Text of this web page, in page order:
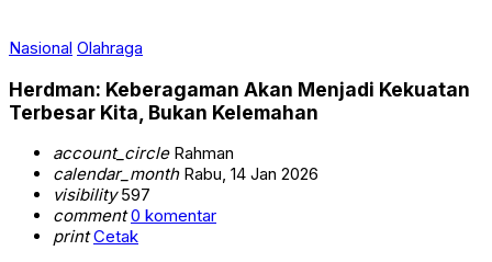
Nasional Olahraga
Herdman: Keberagaman Akan Menjadi Kekuatan
Terbesar Kita, Bukan Kelemahan
account_circleRahman
calendar_monthRabu, 14 Jan 2026
visibility597
comment 0 komentar
print Cetak